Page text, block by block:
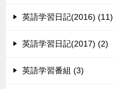
英語学習日記(2016) (11)
英語学習日記(2017) (2)
英語学習番組 (3)